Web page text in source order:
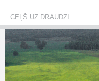
CEĻŠ UZ DRAUDZI